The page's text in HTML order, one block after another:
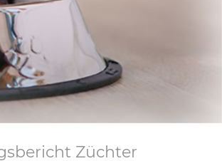
Züchter